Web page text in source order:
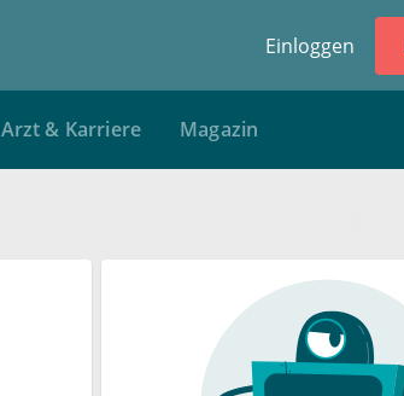
Einloggen
Arzt & Karriere Magazin